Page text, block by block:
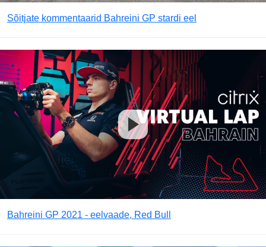
Sõitjate kommentaarid Bahreini GP stardi eel
Bahreini GP 2021 - eelvaade, Red Bull